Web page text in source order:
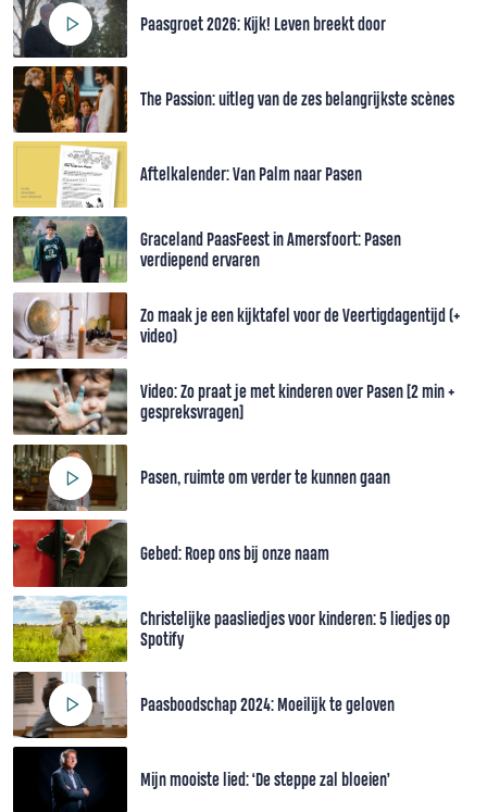
Paasgroet 2026: Kijk! Leven breekt door
The Passion: uitleg van de zes belangrijkste scènes
Aftelkalender: Van Palm naar Pasen
Graceland PaasFeest in Amersfoort: Pasen
verdiepend ervaren
Zo maak je een kijktafel voor de Veertigdagentijd (+
video)
Video: Zo praat je met kinderen over Pasen [2 min +
gespreksvragen]
Pasen, ruimte om verder te kunnen gaan
Gebed: Roep ons bij onze naam
Christelijke paasliedjes voor kinderen: 5 liedjes op
Spotify
Paasboodschap 2024: Moeilijk te geloven
Mijn mooiste lied: ‘De steppe zal bloeien’